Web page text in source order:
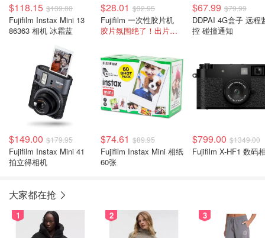
$118.15 $139.00
Fujifilm Instax Mini 13
86363 相机 冰霜蓝
$28.01 $32.95
Fujifilm 一次性胶片机
胶片氛围绝了！出片神器
$67.99 $79.99
DDPAI 4G盒子 远程
控 碰撞通知
$149.00 $179.95
Fujifilm Instax Mini 41
拍立得相机
$74.61 $89.95
Fujifilm Instax Mini 相纸
60张
$799.00 $1349.00
Fujifilm X-HF1 数码
大家都在抢
1 2 3